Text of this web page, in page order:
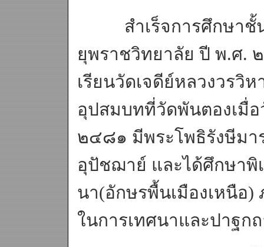
สำเร็จการศึกษาชั้น
ยุพราชวิทยาลัย ปี พ.ศ.
เรียนวัดเจดีย์หลวงวรวิ
อุปสมบทที่วัดพันตองเมื่
๒๔๘๑ มีพระโพธิรังษีมา
อุปัชฌาย์ และได้ศึกษาพิ
นา(อักษรพื้นเมืองเหนือ
ในการเทศนาและปาฐก